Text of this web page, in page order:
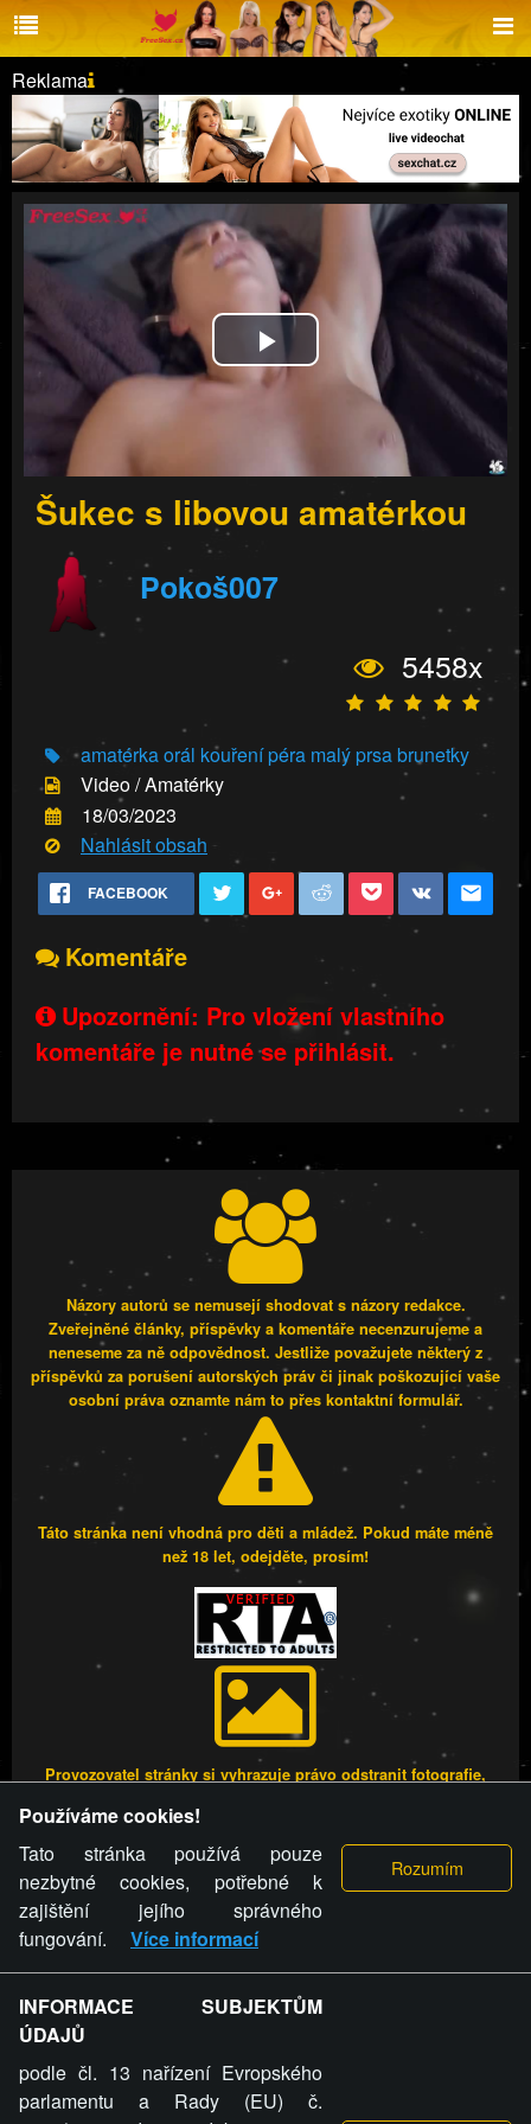
Reklama
Play
Šukec s libovou amatérkou
Pokoš007
5458x
amatérkaorál kouření péra malý prsabrunetky
Video / Amatérky
18/03/2023
Nahlásit obsah
FACEBOOK
Komentáře
Upozornění: Pro vložení vlastního
komentáře je nutné se přihlásit.
Názory autorů se nemusejí shodovat s názory redakce.
Zveřejněné články, příspěvky a komentáře necenzurujeme a
neneseme za ně odpovědnost. Jestliže považujete některý z
příspěvků za porušení autorských práv či jinak poškozující vaše
osobní práva oznamte nám to přes kontaktní formulář.
Táto stránka není vhodná pro děti a mládež. Pokud máte méně
než 18 let, odejděte, prosím!
Provozovatel stránky si vyhrazuje právo odstranit fotografie,
stránky týče, ani osoba, která umístila fotografii nebo video na
stránku, nemůže z důvodu odstranění fotografie, videa nebo
komentáře pro výše uvedenou okolnost uplatnit vůči
provozovateli stránky žádný nárok na náhradu škody nebo
nemajetkové újmy.
FREESEX.CZ - to je Vaše každodenní dávka
Používáme cookies!
Tato stránka používá pouze
nezbytné cookies, potřebné k
zajištění jejího správného
fungování.
Více informací
INFORMACE SUBJEKTŮM
ÚDAJŮ
podle čl. 13 nařízení Evropského
parlamentu a Rady (EU) č.